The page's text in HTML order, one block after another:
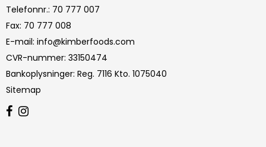
Telefonnr.: 70 777 007
Fax: 70 777 008
E-mail: info@kimberfoods.com
CVR-nummer: 33150474
Bankoplysninger: Reg. 7116 Kto. 1075040
Sitemap